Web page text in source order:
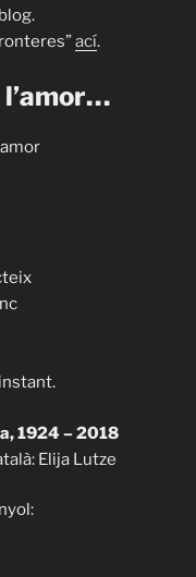
ací.
1924 – 2018
Elija Lutze